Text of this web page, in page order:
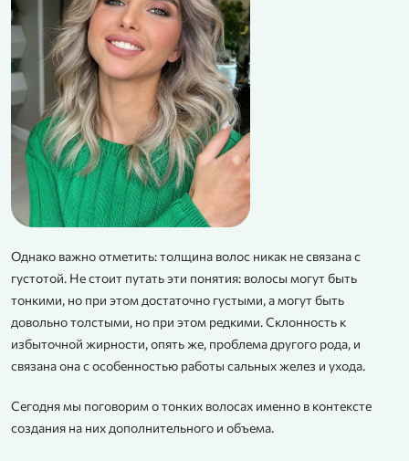
Однако важно отметить: толщина волос никак не связана с
густотой. Не стоит путать эти понятия: волосы могут быть
тонкими, но при этом достаточно густыми, а могут быть
довольно толстыми, но при этом редкими. Склонность к
избыточной жирности, опять же, проблема другого рода, и
связана она с особенностью работы сальных желез и ухода.
Сегодня мы поговорим о тонких волосах именно в контексте
создания на них дополнительного и объема.